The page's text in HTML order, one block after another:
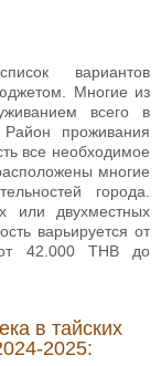
вариантов
Многие из
всего в
проживания
все необходимое
многие
города.
или двухместных
варьируется от
42.000 THB до
в тайских
2025: